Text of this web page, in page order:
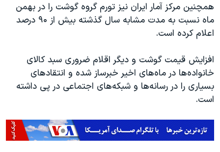
سفر پرزیدنت ترامپ به چین
همچنین مرکز آمار ایران نیز تورم گروه گوشت را در بهمن
ماه نسبت به مدت مشابه سال گذشته بیش از ۹۰ درصد
اعلام کرده است.
افزایش قیمت گوشت و دیگر اقلام ضروری سبد کالای
خانواده‌ها در ماه‌های اخیر خبرساز شده و انتقادهای
بسیاری را در رسانه‌ها و شبکه‌های اجتماعی در پی داشته
است.